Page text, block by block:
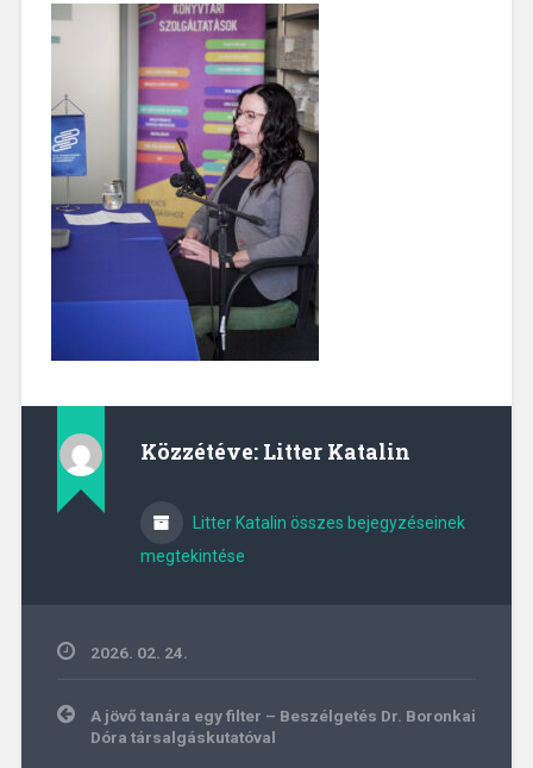
Közzétéve: Litter Katalin
Litter Katalin összes bejegyzéseinek
megtekintése
2026. 02. 24.
Bejegyzés
navigáció
A jövő tanára egy filter – Beszélgetés Dr. Boronkai
Dóra társalgáskutatóval